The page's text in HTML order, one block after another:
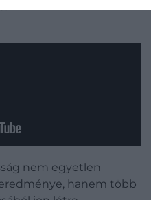
nem egyetlen
hanem több